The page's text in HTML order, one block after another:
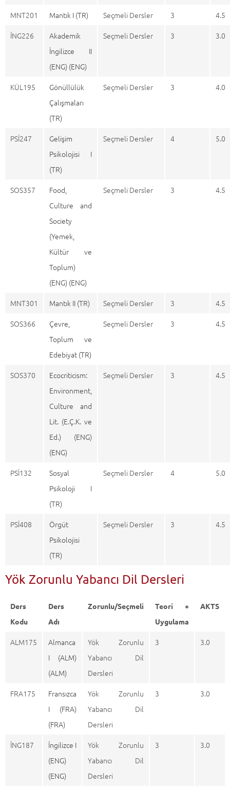
MNT201 Mantık I (TR) Seçmeli Dersler 3
4.5
İNG226
Akademik
İngilizce II
(ENG) (ENG)
Seçmeli Dersler 3 3.0
KÜL195
Gönüllülük
Çalışmaları
(TR)
Seçmeli Dersler 3 4.0
PSİ247
Gelişim
Psikolojisi I
(TR)
Seçmeli Dersler 4 5.0
SOS357
Food,
Culture and
Society
(Yemek,
Kültür ve
Toplum)
(ENG) (ENG)
Seçmeli Dersler 3 4.5
MNT301 Mantık II (TR) Seçmeli Dersler 3
4.5
SOS366
Çevre,
Toplum ve
Edebiyat (TR)
Seçmeli Dersler 3 4.5
SOS370
Ecocriticism:
Environment,
Culture and
Lit. (E.Ç.K. ve
Ed.) (ENG)
(ENG)
Seçmeli Dersler 3 4.5
PSİ132
Sosyal
Psikoloji I
(TR)
Seçmeli Dersler 4 5.0
PSİ408
Örgüt
Psikolojisi
(TR)
Seçmeli Dersler 3 4.5
Yök Zorunlu Yabancı Dil Dersleri
Ders
Kodu
Ders
Adı
Zorunlu/Seçmeli
Teori +
Uygulama
AKTS
ALM175
Almanca
I (ALM)
(ALM)
Yök Zorunlu
Yabancı Dil
Dersleri
3 3.0
FRA175
Fransızca
I (FRA)
(FRA)
Yök Zorunlu
Yabancı Dil
Dersleri
3 3.0
İNG187
İngilizce I
(ENG)
(ENG)
Yök Zorunlu
Yabancı Dil
Dersleri
3 3.0